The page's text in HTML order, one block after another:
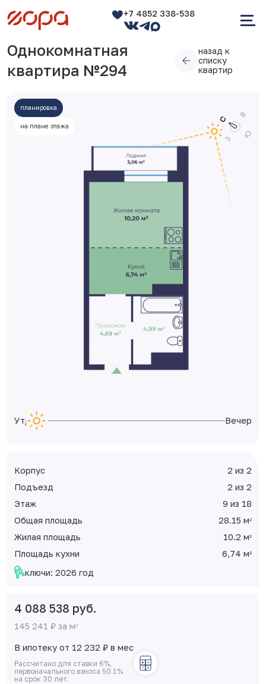
+7 4852 338-538
Однокомнатная
квартира №294
назад к
списку
квартир
планировка
на плане этажа
Утро Вечер
Корпус
2 из 2
Подъезд
2 из 2
Этаж
9 из 18
Общая площадь
28.15 м2
Жилая площадь 10.2 м2
Площадь кухни 6,74 м2
ключи: 2026 год
4 088 538 руб.
145 241 ₽ за м2
В ипотеку от 12 232 ₽ в мес
Рассчитано для ставки 6%,
первоначального взноса 50.1%
на срок 30 лет.